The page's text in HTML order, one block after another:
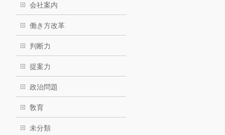
会社案内
働き方改革
判断力
提案力
政治問題
敎育
未分類